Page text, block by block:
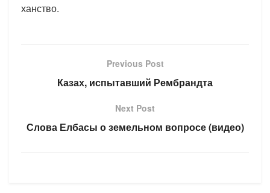
ханство.
Previous Post
Казах, испытавший Рембрандта
Next Post
Слова Елбасы о земельном вопросе (видео)